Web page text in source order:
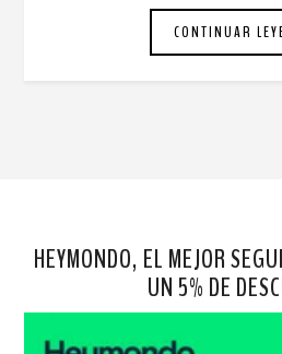
CONTINUAR
HEYMONDO, EL MEJOR
UN 5% DE